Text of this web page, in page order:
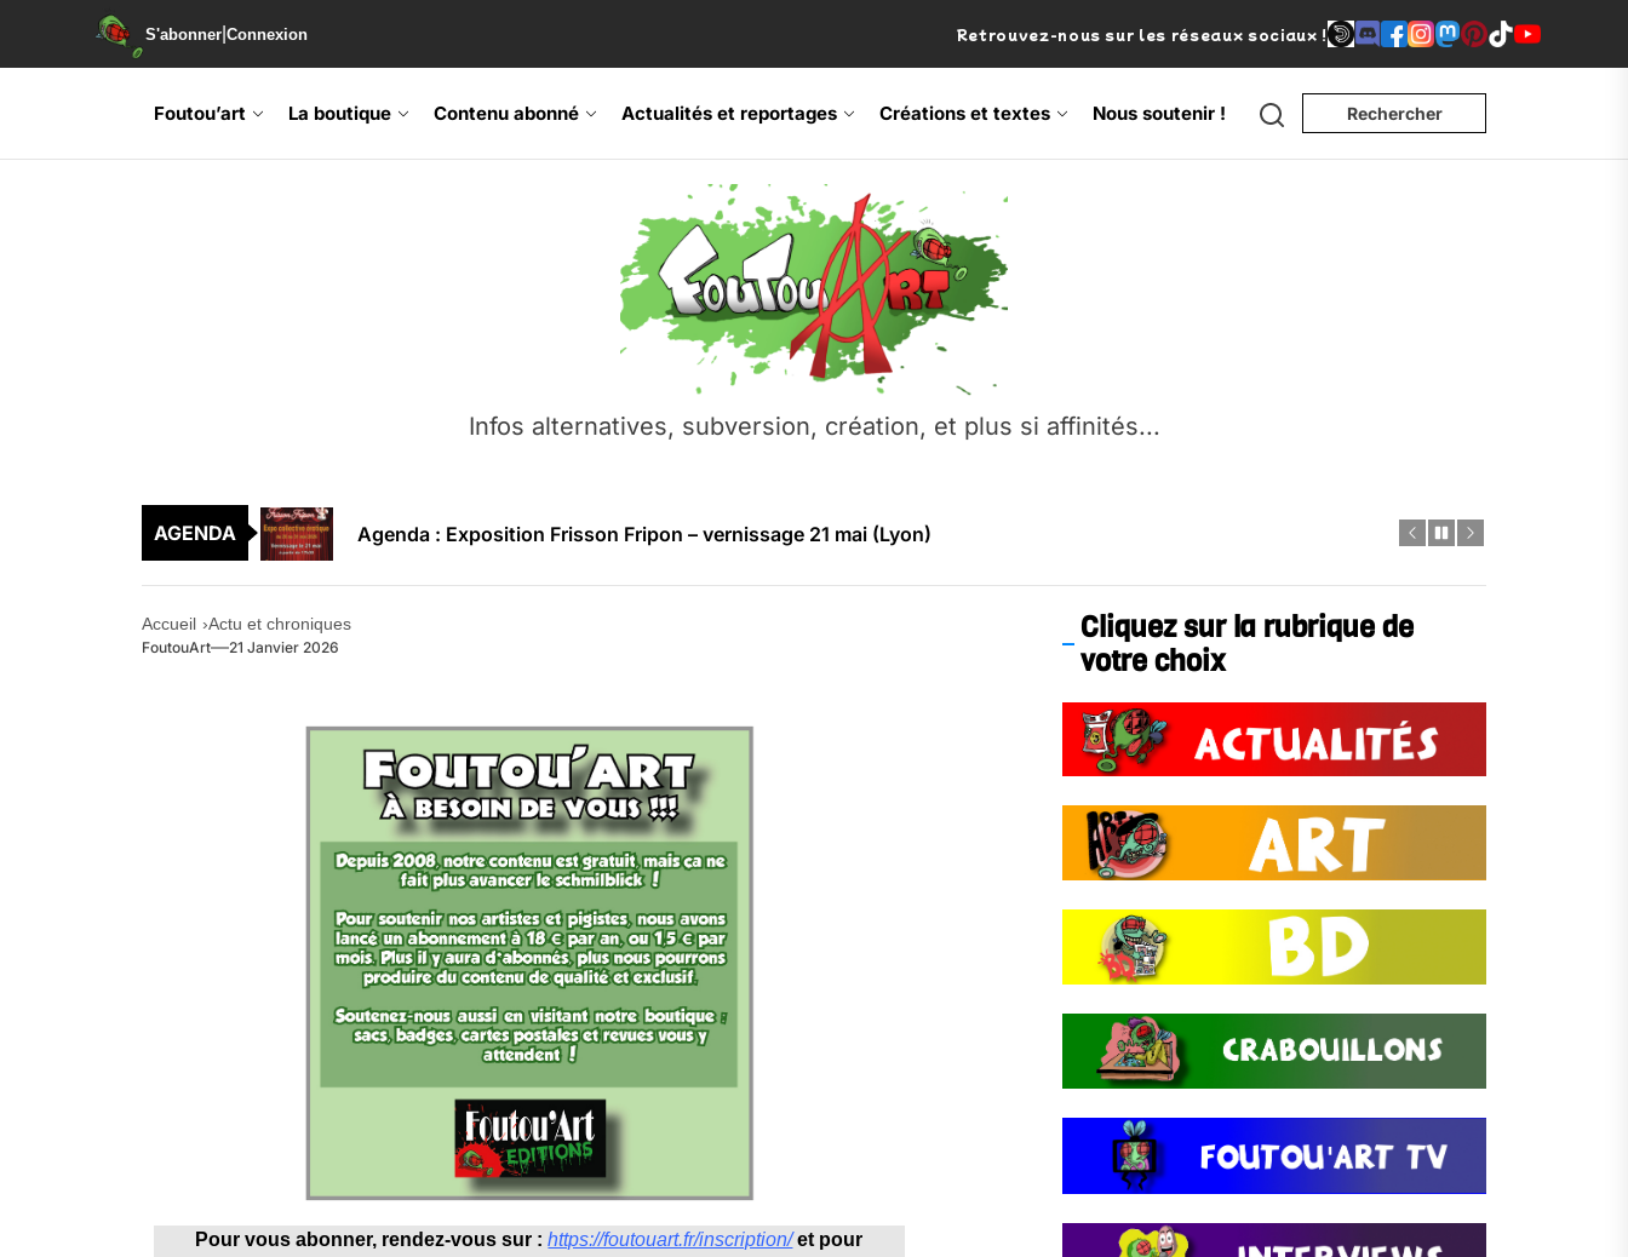
S'abonner Connexion Retrouvez-nous sur les réseaux sociaux !
Foutou’art La boutique Contenu abonné Actualités et reportages Créations et textes Nous soutenir ! Rechercher
Infos alternatives, subversion, création, et plus si affinités...
AGENDA
Agenda : Exposition Frisson Fripon – vernissage 21 mai (Lyon)
Retrouvez-nous au Bos’Tock Festival – Samedi 18 juillet (Vaulx-en-Velin)
Soirée de lancement – Ŝtono, un livre réalisé par Michaël Moretti & Pierre Lacôte
Agenda : Grand Rassemblement contre l’A412 à l’Établi (Haute-Savoie)
Agenda : Exposition Frisson Fripon – vernissage 21 mai (Lyon)
Retrouvez-nous au Bos’Tock Festival – Samedi 18 juillet (Vaulx-en-Velin)
Accueil Actu et chroniques
FoutouArt 21 Janvier 2026
Pour vous abonner, rendez-vous sur : https://foutouart.fr/inscription/ et pour
Cliquez sur la rubrique de
votre choix